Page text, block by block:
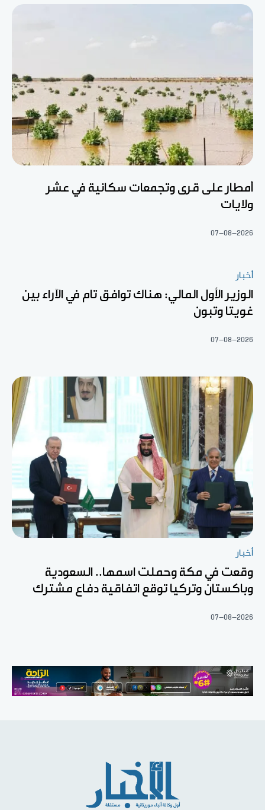
أمطار على قرى وتجمعات سكانية في عشر
ولايات
07-08-2026
أخبار
الوزير الأول المالي: هناك توافق تام في الآراء بين
غويتا وتبون
07-08-2026
أخبار
وقعت في مكة وحملت اسمها.. السعودية
وباكستان وتركيا توقع اتفاقية دفاع مشترك
07-08-2026